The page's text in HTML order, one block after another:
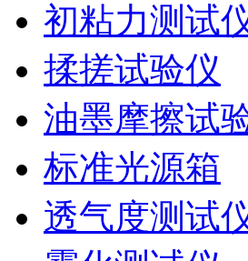
初粘力测试
揉搓试验仪
油墨摩擦试
标准光源箱
透气度测试